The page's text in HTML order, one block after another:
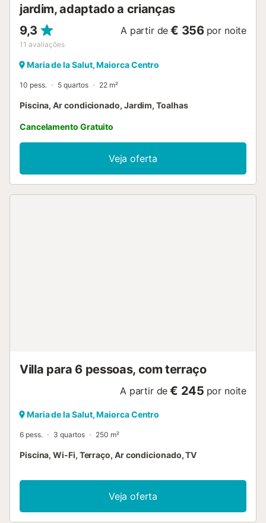
jardim, adaptado a crianças
9,3
11 avaliações
A partir de € 356 por noite
Maria de la Salut, Maiorca Centro
10 pess. 5 quartos 22 m²
Piscina, Ar condicionado, Jardim, Toalhas
Cancelamento Gratuito
Veja oferta
Villa para 6 pessoas, com terraço
A partir de € 245 por noite
Maria de la Salut, Maiorca Centro
6 pess. 3 quartos 250 m²
Piscina, Wi-Fi, Terraço, Ar condicionado, TV
Veja oferta